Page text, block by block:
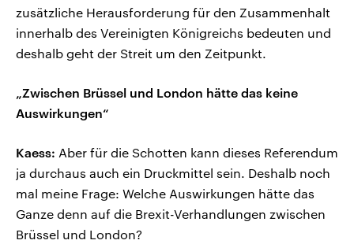
zusätzliche Herausforderung für den Zusammenhalt
innerhalb des Vereinigten Königreichs bedeuten und
deshalb geht der Streit um den Zeitpunkt.
„Zwischen Brüssel und London hätte das keine
Auswirkungen“
Kaess: Aber für die Schotten kann dieses Referendum
ja durchaus auch ein Druckmittel sein. Deshalb noch
mal meine Frage: Welche Auswirkungen hätte das
Ganze denn auf die Brexit-Verhandlungen zwischen
Brüssel und London?